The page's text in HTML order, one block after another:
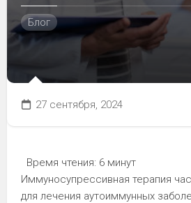
Блог
27 сентября, 2024
Время чтения: 6 минут
Иммуносупрессивная терапия
для лечения аутоиммунных